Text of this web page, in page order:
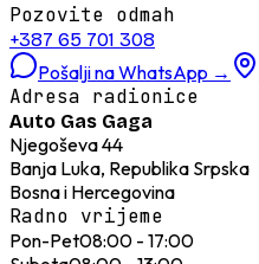
Pozovite odmah
+387 65 701 308
Pošalji na WhatsApp →
Adresa radionice
Auto Gas Gaga
Njegoševa 44
Banja Luka, Republika Srpska
Bosna i Hercegovina
Radno vrijeme
Pon-Pet08:00 - 17:00